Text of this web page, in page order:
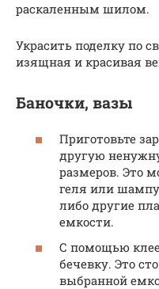
раскаленным шилом.
Украсить поделку по
изящная и красивая
Баночки, вазы
Приготовьте
другую
размеров. Это
геля или
либо другие
емкости.
С помощью
бечевку. Это
выбранной